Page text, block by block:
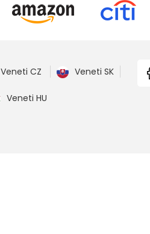
Veneti CZ Veneti SK
Veneti HU